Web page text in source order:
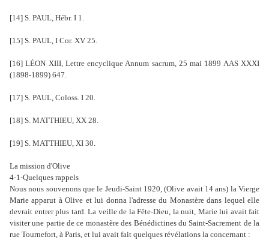
[14] S. PAUL, Hébr. I 1.
[15] S. PAUL, I Cor. XV 25.
[16] LÉON XIII, Lettre encyclique Annum sacrum, 25 mai 1899 AAS XXXI
(1898-1899) 647.
[17] S. PAUL, Coloss. I 20.
[18] S. MATTHIEU, XX 28.
[19] S. MATTHIEU, XI 30.
La mission d'Olive
4-1-Quelques rappels
Nous nous souvenons que le Jeudi-Saint 1920, (Olive avait 14 ans) la Vierge
Marie apparut à Olive et lui donna l'adresse du Monastère dans lequel elle
devrait entrer plus tard. La veille de la Fête-Dieu, la nuit, Marie lui avait fait
visiter une partie de ce monastère des Bénédictines du Saint-Sacrement de la
rue Tournefort, à Paris, et lui avait fait quelques révélations la concernant :